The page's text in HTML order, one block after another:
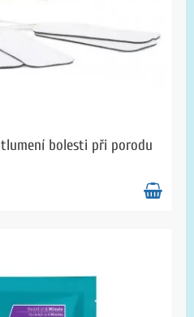
tlumení bolesti při porodu